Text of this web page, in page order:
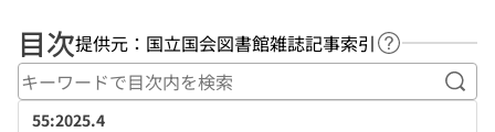
目次提供元：国立国会図書館雑誌記事索引 ヘルプペー
キ
55:2025.4